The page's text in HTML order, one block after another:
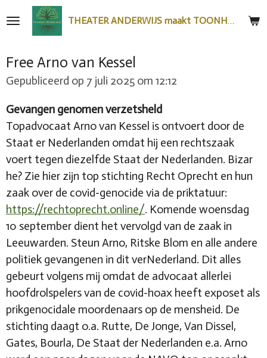
de
hoofdinhoud
THEATER ANDERWIJS maakt TOONHEEL
Free Arno van Kessel
Gepubliceerd op 7 juli 2025 om 12:12
Gevangen genomen verzetsheld
Topadvocaat Arno van Kessel is ontvoert door de
Staat er Nederlanden omdat hij een rechtszaak
voert tegen diezelfde Staat der Nederlanden. Bizar
he? Zie hier zijn top stichting Recht Oprecht en hun
zaak over de covid-genocide via de priktatuur:
https://rechtoprecht.online/. Komende woensdag
10 september dient het vervolgd van de zaak in
Leeuwarden. Steun Arno, Ritske Blom en alle andere
politiek gevangenen in dit verNederland. Dit alles
gebeurt volgens mij omdat de advocaat allerlei
hoofdrolspelers van de covid-hoax heeft exposet als
prikgenocidale moordenaars op de mensheid. De
stichting daagt o.a. Rutte, De Jonge, Van Dissel,
Gates, Bourla, De Staat der Nederlanden e.a. Arno